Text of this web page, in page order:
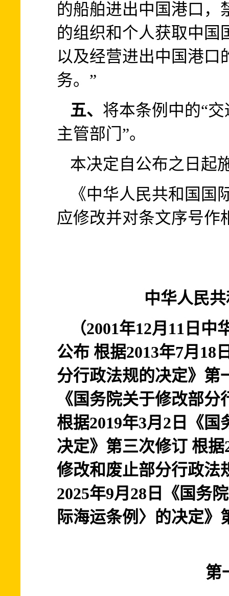
的船舶进出中国港口，
的组织和个人获取中国
以及经营进出中国港口
务。”
五、 将本条例中的“
主管部门”。
本决定自公布之日起
《中华人民共和国国
应修改并对条文序号作
中华人民
（2001年12月11日
公布 根据2013年7月18
分行政法规的决定》第
《国务院关于修改部
根据2019年3月2日《
决定》第三次修订 根
修改和废止部分行政法
2025年9月28日《国务
际海运条例〉的决定》
第